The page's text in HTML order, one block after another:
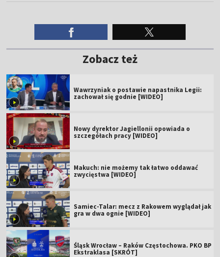
Zobacz też
Wawrzyniak o postawie napastnika Legii:
zachował się godnie [WIDEO]
Nowy dyrektor Jagiellonii opowiada o
szczegółach pracy [WIDEO]
Makuch: nie możemy tak łatwo oddawać
zwycięstwa [WIDEO]
Samiec-Talar: mecz z Rakowem wyglądał jak
gra w dwa ognie [WIDEO]
Śląsk Wrocław – Raków Częstochowa. PKO BP
Ekstraklasa [SKRÓT]